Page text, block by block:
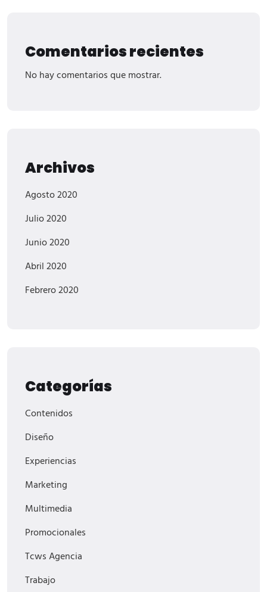
Comentarios recientes
No hay comentarios que mostrar.
Archivos
Agosto 2020
Julio 2020
Junio 2020
Abril 2020
Febrero 2020
Categorías
Contenidos
Diseño
Experiencias
Marketing
Multimedia
Promocionales
Tcws Agencia
Trabajo